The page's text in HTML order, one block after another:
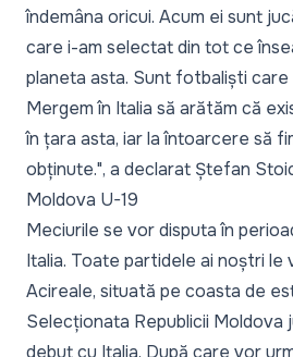
îndemâna oricui. Acum ei sunt
care i-am selectat din tot ce
planeta asta. Sunt fotbaliști care
Mergem în Italia să arătăm că
în țara asta, iar la întoarcere să
obținute.", a declarat Ștefan
Moldova U-19
Meciurile se vor disputa în
Italia. Toate partidele ai noștri le
Acireale, situată pe coasta de
Selecționata Republicii Moldova
debut cu Italia. După care vor